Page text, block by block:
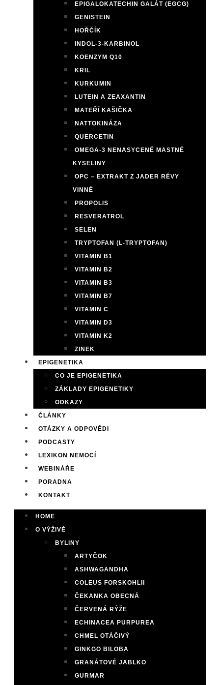
EPIGALOKATECHIN GALÁT (EGCG)
GENISTEIN
HOŘČÍK
INDOL-3-KARBINOL
KOENZYM Q10
KRIL
KURKUMIN
LUTEIN A ZEAXANTIN
MATEŘÍ KAŠIČKA
NATTOKINÁZA
QUERCETIN
OMEGA-3 NENASYCENÉ MASTNÉ
KYSELINY
OPC – EXTRAKT Z JADER RÉVY
VINNÉ
PROPOLIS
RESVERATROL
SELEN
TRYPTOFAN (L-TRYPTOFAN)
VITAMIN B1
VITAMIN B2
VITAMIN B3
VITAMIN B7
VITAMIN C
VITAMIN D3
VITAMIN K2
ZINEK
EPIGENETIKA
CO JE EPIGENETIKA
ZÁKLADY EPIGENETIKY
ODKAZY
ČLÁNKY
OTÁZKY A ODPOVĚDI
PODCASTY
LEXIKON NEMOCÍ
WEBINÁŘE
PORADNA
KONTAKT
HOME
O VÝŽIVĚ
BYLINY
ARTYČOK
ASHWAGANDHA
COLEUS FORSKOHLII
ČEKANKA OBECNÁ
ČERVENÁ RÝŽE
ECHINACEA PURPUREA
CHMEL OTÁČIVÝ
GINKGO BILOBA
GRANÁTOVÉ JABLKO
GURMAR